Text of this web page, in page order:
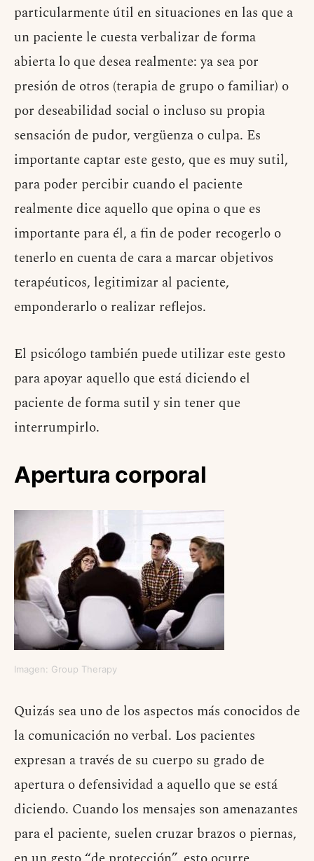
particularmente útil en situaciones en las que a
un paciente le cuesta verbalizar de forma
abierta lo que desea realmente: ya sea por
presión de otros (terapia de grupo o familiar) o
por deseabilidad social o incluso su propia
sensación de pudor, vergüenza o culpa. Es
importante captar este gesto, que es muy sutil,
para poder percibir cuando el paciente
realmente dice aquello que opina o que es
importante para él, a fin de poder recogerlo o
tenerlo en cuenta de cara a marcar objetivos
terapéuticos, legitimizar al paciente,
emponderarlo o realizar reflejos.
El psicólogo también puede utilizar este gesto
para apoyar aquello que está diciendo el
paciente de forma sutil y sin tener que
interrumpirlo.
Apertura corporal
Imagen: Group Therapy
Quizás sea uno de los aspectos más conocidos de
la comunicación no verbal. Los pacientes
expresan a través de su cuerpo su grado de
apertura o defensividad a aquello que se está
diciendo. Cuando los mensajes son amenazantes
para el paciente, suelen cruzar brazos o piernas,